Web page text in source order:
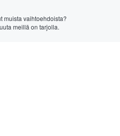
muista vaihtoehdoista?
meillä on tarjolla.